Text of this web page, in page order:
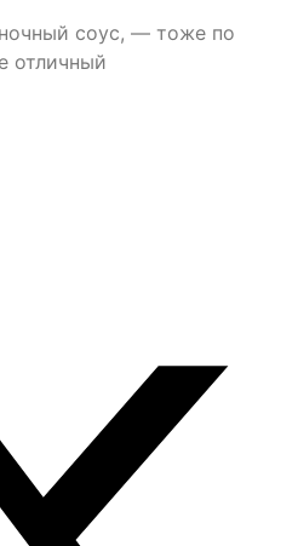
соус, — тоже по
отличный